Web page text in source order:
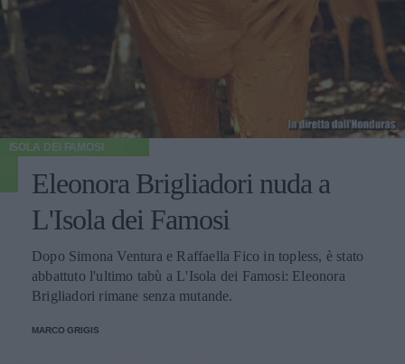
ISOLA DEI FAMOSI
Eleonora Brigliadori nuda a
L'Isola dei Famosi
Dopo Simona Ventura e Raffaella Fico in topless, è stato
abbattuto l'ultimo tabù a L'Isola dei Famosi: Eleonora
Brigliadori rimane senza mutande.
MARCO GRIGIS